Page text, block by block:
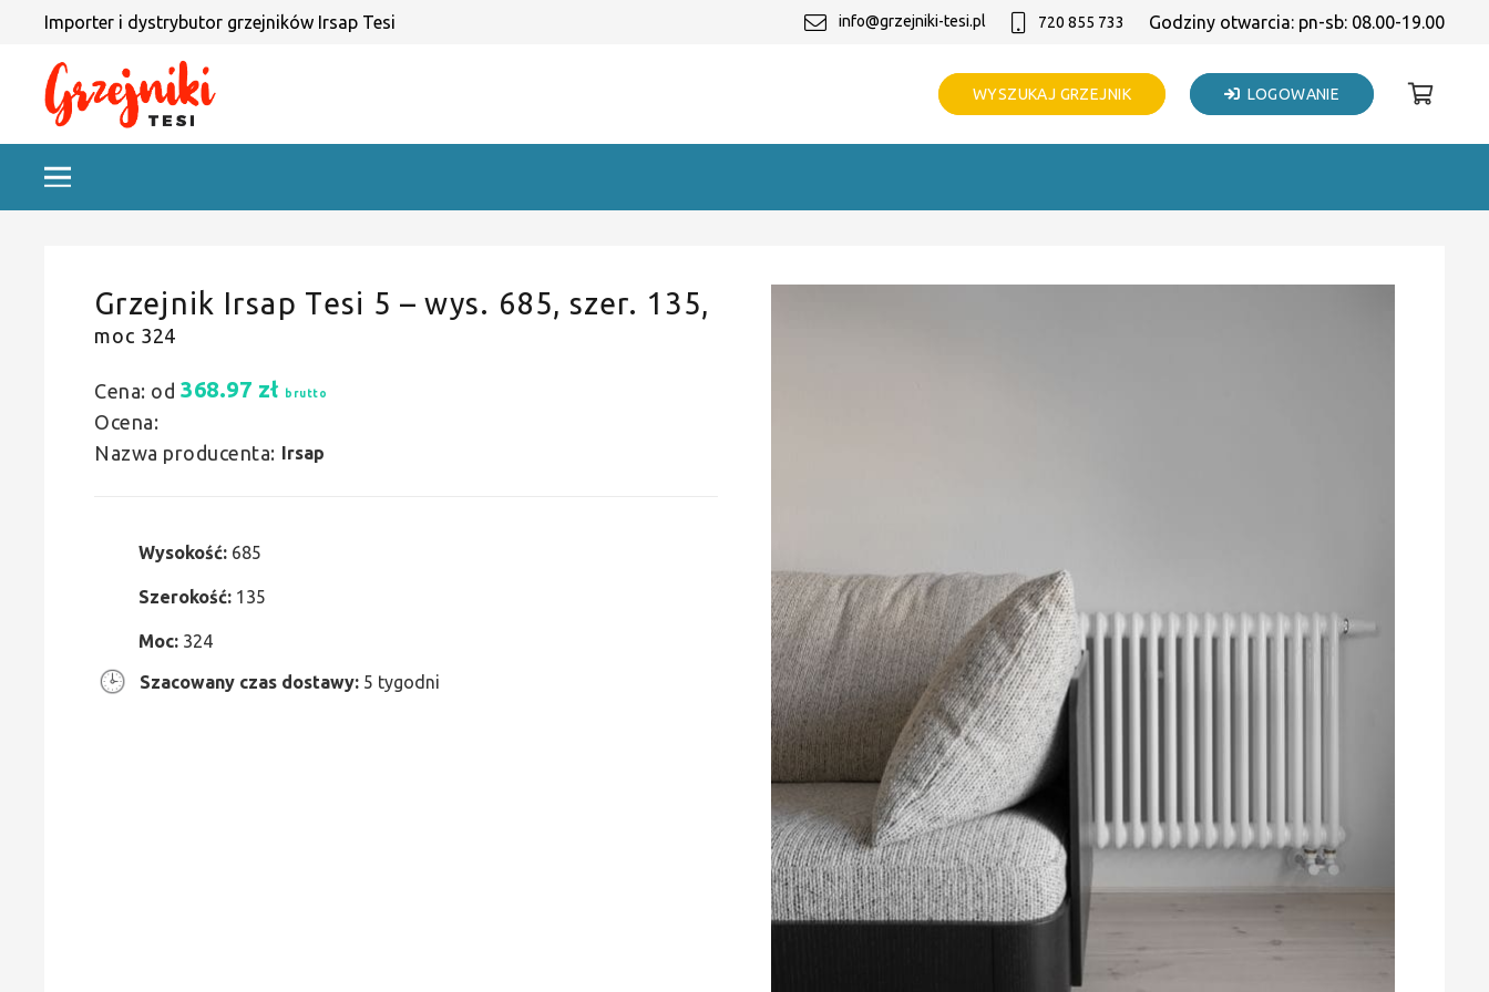
Importer i dystrybutor grzejników Irsap Tesi info@grzejniki-tesi.pl 720 855 733 Godziny otwarcia: pn-sb: 08.00-19.00
WYSZUKAJ GRZEJNIK LOGOWANIE
Grzejnik Irsap Tesi 5 – wys. 685, szer. 135,
moc 324
Cena: od 368.97 zł brutto
Ocena:
Nazwa producenta: Irsap
Wysokość: 685
Szerokość: 135
Moc: 324
Szacowany czas dostawy: 5 tygodni